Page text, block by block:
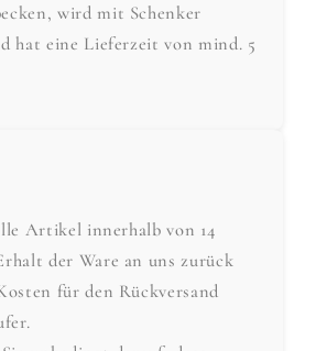
wird mit Schenker
hat eine Lieferzeit von mind. 5
Artikel innerhalb von 14
der Ware an uns zurück
für den Rückversand